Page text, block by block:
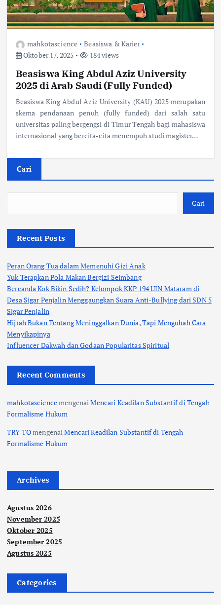
mahkotascience
Beasiswa & Karier
Oktober 17, 2025
184 views
Beasiswa King Abdul Aziz University
2025 di Arab Saudi (Fully Funded)
Beasiswa King Abdul Aziz University (KAU) 2025 merupakan
skema pendanaan penuh (fully funded) dari salah satu
universitas paling bergengsi di Timur Tengah bagi mahasiswa
internasional yang bercita-cita menempuh studi magister…
Cari
Cari
Recent Posts
Peran Orang Tua dalam Memenuhi Gizi Anak
Yuk Terapkan Pola Makan Bergizi Seimbang
Bercanda Kok Bikin Sedih? Kelompok KKP 194 UIN Mataram di
Desa Sigar Penjalin Menggaungkan Suara Anti-Bullying dari SDN 5
Sigar Penjalin
Hijrah Bukan Tentang Meninggalkan Dunia, Tapi Mengubah Cara
Menyikapinya
Influencer Dakwah dan Godaan Popularitas Spiritual
Recent Comments
mahkotasciencemengenaiMencari Keadilan Substantif di Tengah
Formalisme Hukum
TRY TOmengenaiMencari Keadilan Substantif di Tengah
Formalisme Hukum
Archives
Agustus 2026
November 2025
Oktober 2025
September 2025
Agustus 2025
Categories